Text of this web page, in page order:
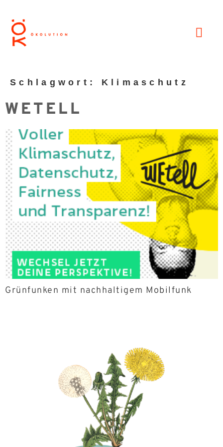
Schlagwort: Klimaschutz
WETELL
Grünfunken mit nachhaltigem Mobilfunk